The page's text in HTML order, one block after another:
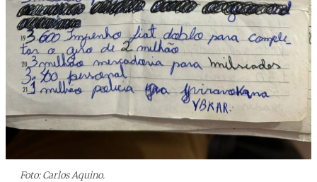
Foto: Carlos Aquino.